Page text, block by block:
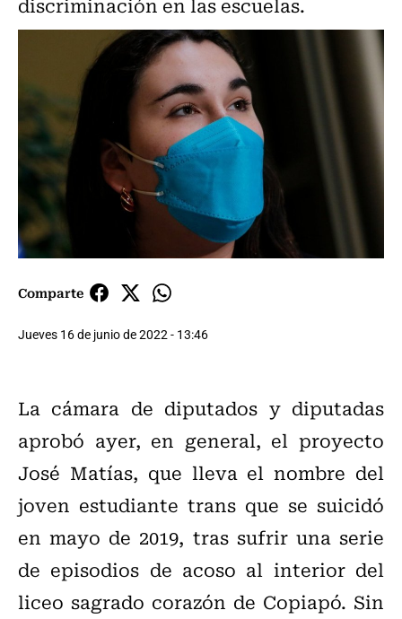
Comparte
Jueves 16 de junio de 2022 - 13:46
La cámara de diputados y diputadas
aprobó ayer, en general, el proyecto
José Matías, que lleva el nombre del
joven estudiante trans que se suicidó
en mayo de 2019, tras sufrir una serie
de episodios de acoso al interior del
liceo sagrado corazón de Copiapó. Sin